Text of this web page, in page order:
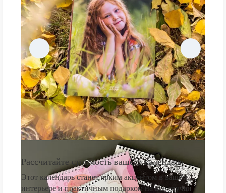
Рассчитайте стоимость вашего календаря
Этот календарь станет ярким акцентом в вашем
интерьере и практичным подарком на все случаи